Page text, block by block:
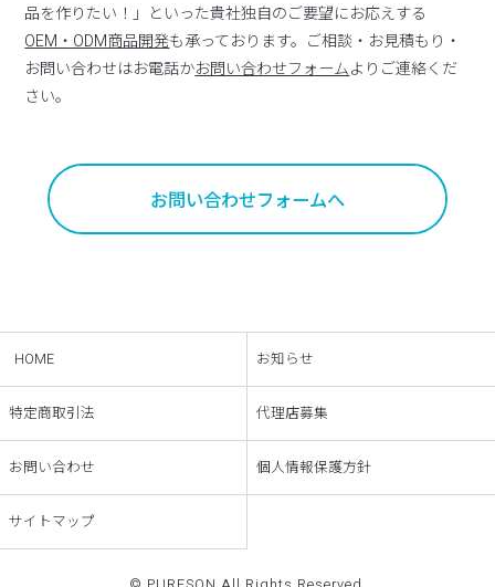
品を作りたい！」といった貴社独自のご要望にお応えする
OEM・ODM商品開発も承っております。ご相談・お見積もり・
お問い合わせはお電話かお問い合わせフォームよりご連絡くだ
さい。
お問い合わせフォームへ
HOME お知らせ
特定商取引法 代理店募集
お問い合わせ 個人情報保護方針
サイトマップ